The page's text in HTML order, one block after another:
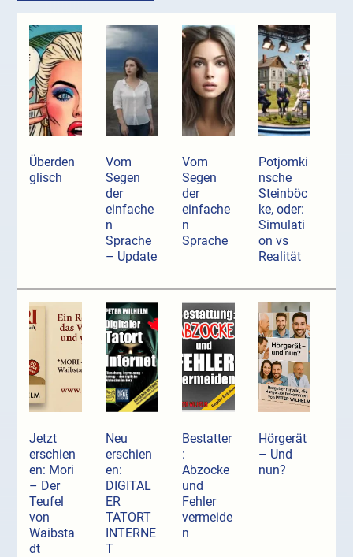
Überden
glisch
Vom
Segen
der
einfache
n
Sprache
– Update
Vom
Segen
der
einfache
n
Sprache
Potjomki
nsche
Steinböc
ke, oder:
Simulati
on vs
Realität
Jetzt
erschien
en: Mori
– Der
Teufel
von
Waibsta
dt
Neu
erschien
en:
DIGITAL
ER
TATORT
INTERNE
T
Bestatter
:
Abzocke
und
Fehler
vermeide
n
Hörgerät
– Und
nun?